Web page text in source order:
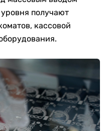
получают
кассовой